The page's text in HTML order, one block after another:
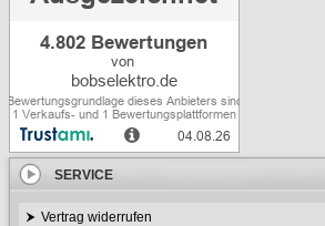
SERVICE
Vertrag widerrufen